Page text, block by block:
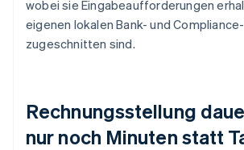
wobei sie Eingabeaufforderungen
eigenen lokalen Bank- und
zugeschnitten sind.
Rechnungsstellung
nur noch Minuten statt